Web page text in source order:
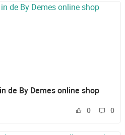
de By Demes online shop
0 0